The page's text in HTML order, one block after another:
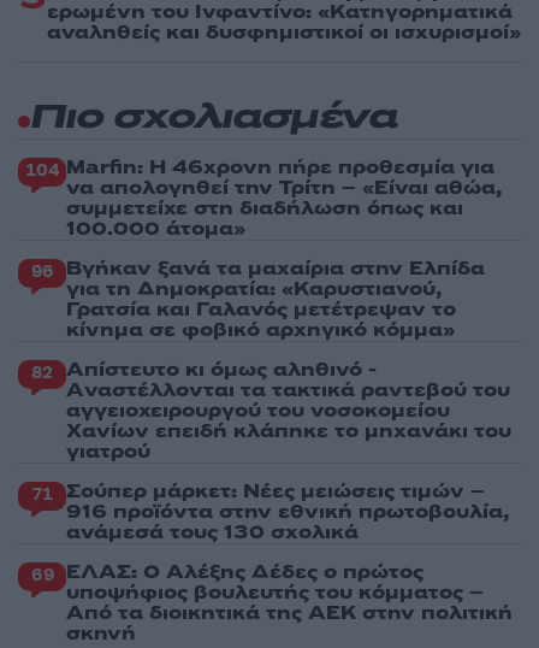
ερωμένη του Ινφαντίνο: «Κατηγορηματικά
αναληθείς και δυσφημιστικοί οι ισχυρισμοί»
Πιο σχολιασμένα
104 Marfin: Η 46χρονη πήρε προθεσμία για
να απολογηθεί την Τρίτη – «Είναι αθώα,
συμμετείχε στη διαδήλωση όπως και
100.000 άτομα»
96 Βγήκαν ξανά τα μαχαίρια στην Ελπίδα
για τη Δημοκρατία: «Καρυστιανού,
Γρατσία και Γαλανός μετέτρεψαν το
κίνημα σε φοβικό αρχηγικό κόμμα»
82 Απίστευτο κι όμως αληθινό -
Aναστέλλονται τα τακτικά ραντεβού του
αγγειοχειρουργού του νοσοκομείου
Χανίων επειδή κλάπηκε το μηχανάκι του
γιατρού
71 Σούπερ μάρκετ: Νέες μειώσεις τιμών –
916 προϊόντα στην εθνική πρωτοβουλία,
ανάμεσά τους 130 σχολικά
69 ΕΛΑΣ: Ο Αλέξης Δέδες ο πρώτος
υποψήφιος βουλευτής του κόμματος –
Από τα διοικητικά της ΑΕΚ στην πολιτική
σκηνή